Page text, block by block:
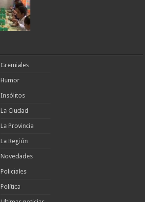
Gremiales
Humor
Insólitos
La Ciudad
La Provincia
La Región
Novedades
Policiales
Política